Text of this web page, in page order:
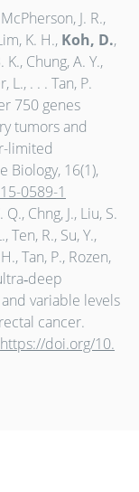
J. R.,
K. H., Koh, D.,
K., Chung, A. Y.,
L., . . . Tan, P.
750 genes
tumors and
limited
Biology, 16(1),
0589-1
Chng, J., Liu, S.
Ten, R., Su, Y.,
Tan, P., Rozen,
variable levels
cancer.
https://doi.org/10.